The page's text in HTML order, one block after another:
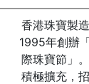
香港珠寶製
1995年創辦
際珠寶節」
積極擴充，